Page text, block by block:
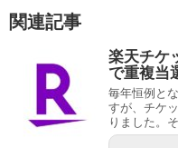
関連記事
楽天チケ
で重複当
毎年恒例と
すが、チケ
りました。